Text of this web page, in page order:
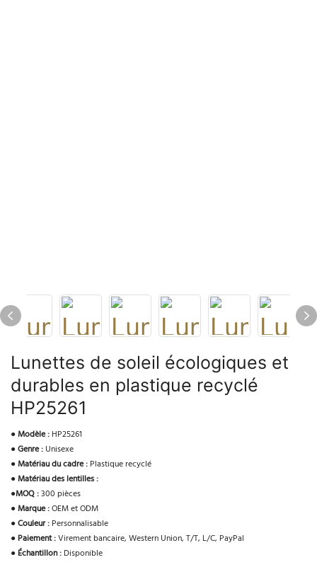
Lunettes de soleil écologiques et
durables en plastique recyclé
HP25261
●Modèle : HP25261
●Genre : Unisexe
●Matériau du cadre : Plastique recyclé
●Matériau des lentilles :
●MOQ :300 pièces
●Marque :OEM et ODM
●Couleur : Personnalisable
● Paiement :Virement bancaire, Western Union, T/T, L/C, PayPal
● Échantillon : Disponible